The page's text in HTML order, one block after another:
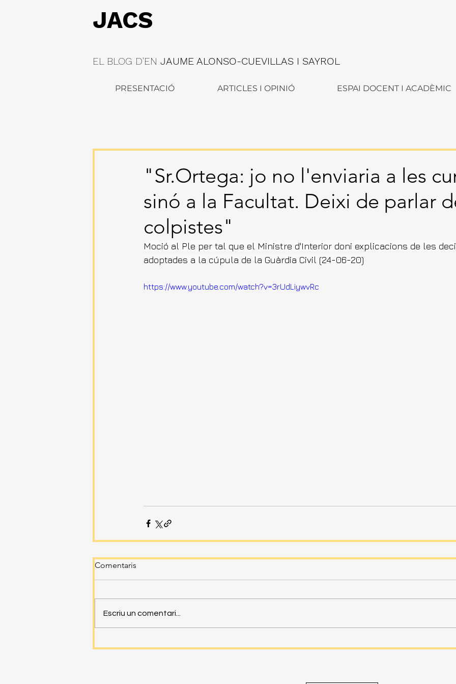
JACS
EL BLOG D'EN JAUME ALONSO-CUEVILLAS I SAYROL
PRESENTACIÓ ARTICLES I OPINIÓ ESPAI DOCENT I ACADÈMIC
"Sr.Ortega: jo no l'enviaria a les
sinó a la Facultat. Deixi de parlar
colpistes"
Moció al Ple per tal que el Ministre d'Interior doni explicacions de les
adoptades a la cúpula de la Guàrdia Civil (24-06-20)
https://www.youtube.com/watch?v=3rUdLiywvRc
Comentaris
Escriu un comentari...